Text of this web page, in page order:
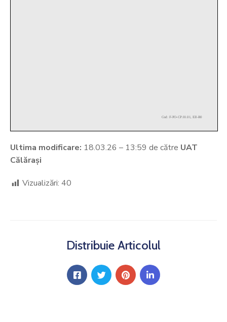
Ultima modificare: 18.03.26 – 13:59 de către UAT
Călărași
Vizualizări: 40
Distribuie Articolul